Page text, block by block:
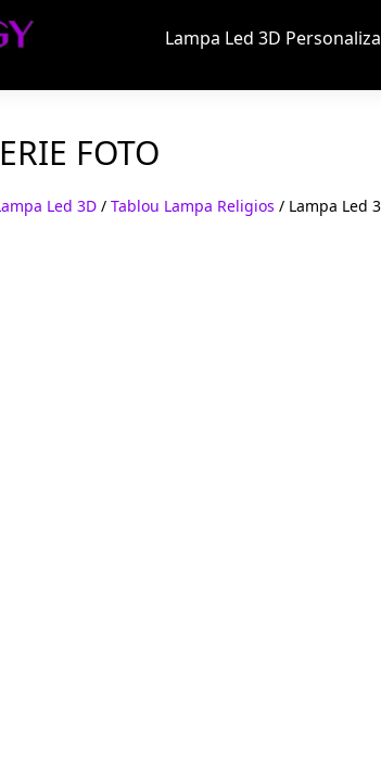
Lampa Led 3D
FOTO
Led 3D /Tablou Lampa Religios / Lampa Led